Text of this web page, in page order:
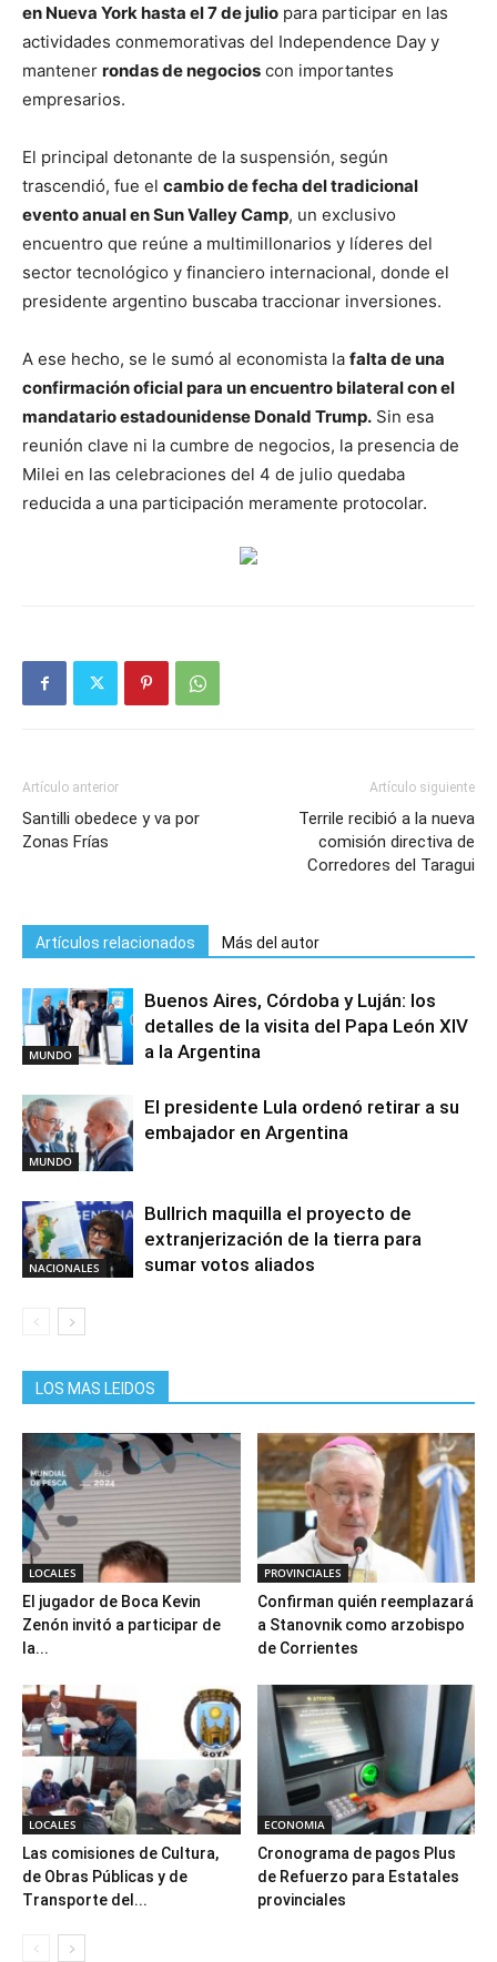
en Nueva York hasta el 7 de julio para participar en las
actividades conmemorativas del Independence Day y
mantener rondas de negocios con importantes
empresarios.
El principal detonante de la suspensión, según
trascendió, fue el cambio de fecha del tradicional
evento anual en Sun Valley Camp, un exclusivo
encuentro que reúne a multimillonarios y líderes del
sector tecnológico y financiero internacional, donde el
presidente argentino buscaba traccionar inversiones.
A ese hecho, se le sumó al economista la falta de una
confirmación oficial para un encuentro bilateral con el
mandatario estadounidense Donald Trump. Sin esa
reunión clave ni la cumbre de negocios, la presencia de
Milei en las celebraciones del 4 de julio quedaba
reducida a una participación meramente protocolar.
Artículo anterior
Santilli obedece y va por
Zonas Frías
Artículo siguiente
Terrile recibió a la nueva
comisión directiva de
Corredores del Taragui
Artículos relacionados Más del autor
MUNDO
Buenos Aires, Córdoba y Luján: los
detalles de la visita del Papa León XIV
a la Argentina
MUNDO
El presidente Lula ordenó retirar a su
embajador en Argentina
NACIONALES
Bullrich maquilla el proyecto de
extranjerización de la tierra para
sumar votos aliados
LOS MAS LEIDOS
LOCALES
El jugador de Boca Kevin
Zenón invitó a participar de
la...
PROVINCIALES
Confirman quién reemplazará
a Stanovnik como arzobispo
de Corrientes
LOCALES
Las comisiones de Cultura,
de Obras Públicas y de
Transporte del...
ECONOMIA
Cronograma de pagos Plus
de Refuerzo para Estatales
provinciales